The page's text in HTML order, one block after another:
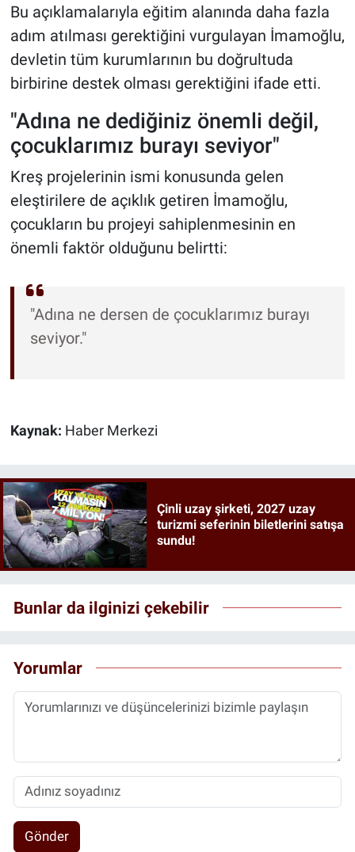
Bu açıklamalarıyla eğitim alanında daha fazla
adım atılması gerektiğini vurgulayan İmamoğlu,
devletin tüm kurumlarının bu doğrultuda
birbirine destek olması gerektiğini ifade etti.
"Adına ne dediğiniz önemli değil,
çocuklarımız burayı seviyor"
Kreş projelerinin ismi konusunda gelen
eleştirilere de açıklık getiren İmamoğlu,
çocukların bu projeyi sahiplenmesinin en
önemli faktör olduğunu belirtti:
"Adına ne dersen de çocuklarımız burayı
seviyor."
Kaynak: Haber Merkezi
Çinli uzay şirketi, 2027 uzay
turizmi seferinin biletlerini satışa
sundu!
Bunlar da ilginizi çekebilir
Yorumlar
Gönder